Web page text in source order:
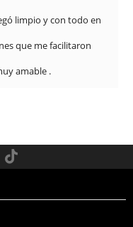
y además se nota que
arma, revisión completa y
funcionamiento. La
durante todo el proceso.
recomendable por
la que trabajan.